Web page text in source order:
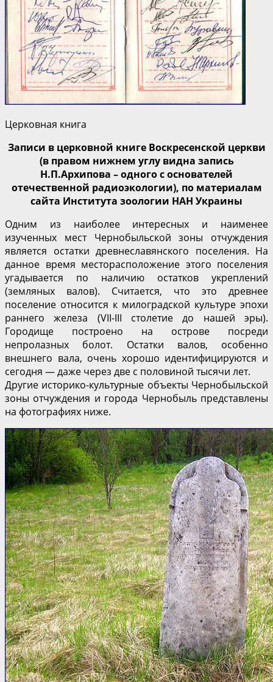
Церковная книга
Записи в церковной книге Воскресенской церкви
(в правом нижнем углу видна запись
Н.П.Архипова – одного с основателей
отечественной радиоэкологии), по материалам
сайта Института зоологии НАН Украины
Одним из наиболее интересных и наименее
изученных мест Чернобыльской зоны отчуждения
является остатки древнеславянского поселения. На
данное время месторасположение этого поселения
угадывается по наличию остатков укреплений
(земляных валов). Считается, что это древнее
поселение относится к милоградской культуре эпохи
раннего железа (VII-III столетие до нашей эры).
Городище построено на острове посреди
непролазных болот. Остатки валов, особенно
внешнего вала, очень хорошо идентифицируются и
сегодня — даже через две с половиной тысячи лет.
Другие историко-культурные объекты Чернобыльской
зоны отчуждения и города Чернобыль представлены
на фотографиях ниже.